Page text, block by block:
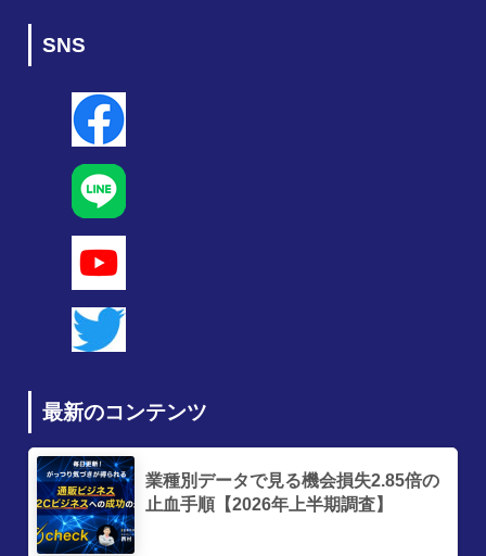
SNS
最新のコンテンツ
業種別データで見る機会損失2.85倍の
止血手順【2026年上半期調査】